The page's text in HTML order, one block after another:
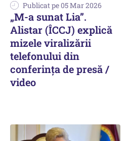
Publicat pe 05 Mar 2026
„M-a sunat Lia”.
Alistar (ÎCCJ) explică
mizele viralizării
telefonului din
conferința de presă /
video